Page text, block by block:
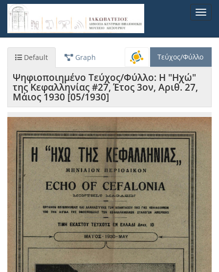
Παράκαμψη
προς
κυρίως
Default Graph Τεύχος/Φύλλο
Ψηφιοποιημένο Τεύχος/Φύλλο: Η "Ηχώ"
της Κεφαλληνίας #27, Έτος 3ον, Αριθ. 27,
Μάιος 1930 [05/1930]